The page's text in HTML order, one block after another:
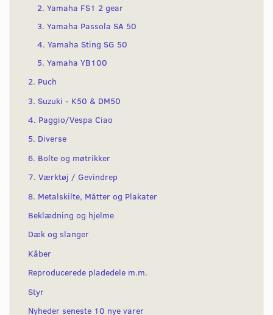
2. Yamaha FS1 2 gear
3. Yamaha Passola SA 50
4. Yamaha Sting SG 50
5. Yamaha YB100
2. Puch
3. Suzuki - K50 & DM50
4. Paggio/Vespa Ciao
5. Diverse
6. Bolte og møtrikker
7. Værktøj / Gevindrep
8. Metalskilte, Måtter og Plakater
Beklædning og hjelme
Dæk og slanger
Kåber
Reproducerede pladedele m.m.
Styr
Nyheder seneste 10 nye varer